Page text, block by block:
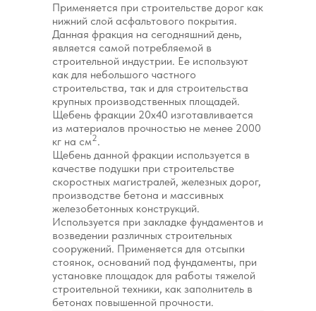
Применяется при строительстве дорог как
нижний слой асфальтового покрытия.
Данная фракция на сегодняшний день,
является самой потребляемой в
строительной индустрии. Ее используют
как для небольшого частного
строительства, так и для строительства
крупных производственных площадей.
Щебень фракции 20х40 изготавливается
из материалов прочностью не менее 2000
кг на см2.
Щебень данной фракции используется в
качестве подушки при строительстве
скоростных магистралей, железных дорог,
производстве бетона и массивных
железобетонных конструкций.
Используется при закладке фундаментов и
возведении различных строительных
сооружений. Применяется для отсыпки
стоянок, оснований под фундаменты, при
установке площадок для работы тяжелой
строительной техники, как заполнитель в
бетонах повышенной прочности.